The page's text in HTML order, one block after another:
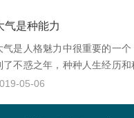
气是种能力
气是人格魅力中很重要的一
了不惑之年，种种人生经历
力。能够真正放下心中的不如
05-06